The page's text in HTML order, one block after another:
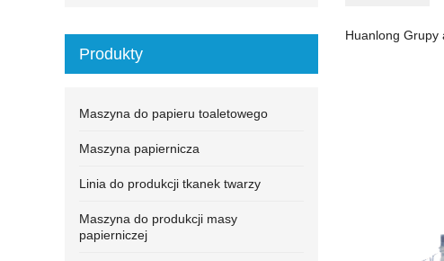
Huanlong Grupy
Produkty
Maszyna do papieru toaletowego
Maszyna papiernicza
Linia do produkcji tkanek twarzy
Maszyna do produkcji masy
papierniczej